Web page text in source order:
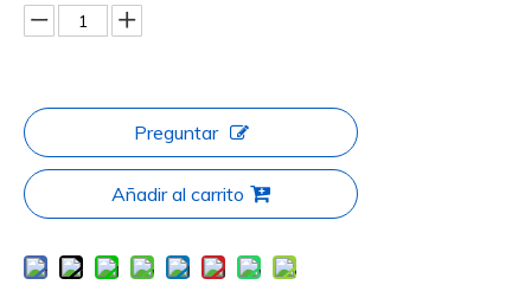
Preguntar
Añadir al carrito